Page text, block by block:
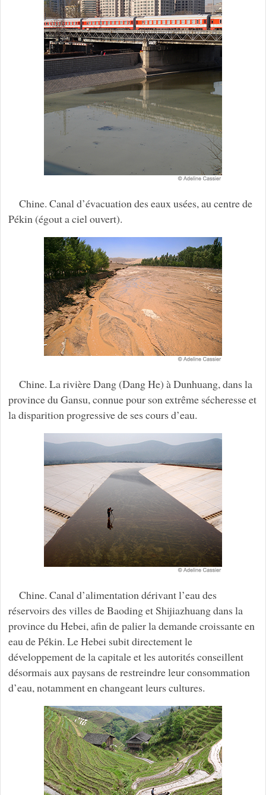
Chine. Canal d’évacuation des eaux usées, au centre de
Pékin (égout a ciel ouvert).
Chine. La rivière Dang (Dang He) à Dunhuang, dans la
province du Gansu, connue pour son extrême sécheresse et
la disparition progressive de ses cours d’eau.
Chine. Canal d’alimentation dérivant l’eau des
réservoirs des villes de Baoding et Shijiazhuang dans la
province du Hebei, afin de palier la demande croissante en
eau de Pékin. Le Hebei subit directement le
développement de la capitale et les autorités conseillent
désormais aux paysans de restreindre leur consommation
d’eau, notamment en changeant leurs cultures.